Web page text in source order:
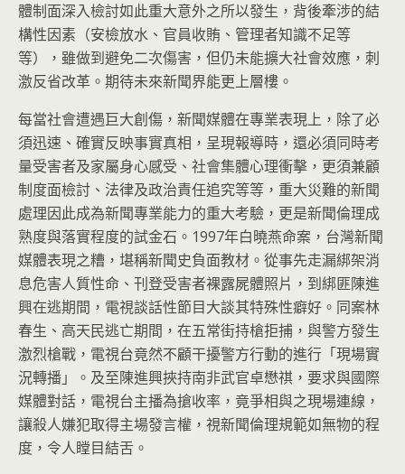
體制面深入檢討如此重大意外之所以發生，背後牽涉的結
構性因素（安檢放水、官員收賄、管理者知識不足等
等），雖做到避免二次傷害，但仍未能擴大社會效應，刺
激反省改革。期待未來新聞界能更上層樓。
每當社會遭遇巨大創傷，新聞媒體在專業表現上，除了必
須迅速、確實反映事實真相，呈現報導時，還必須同時考
量受害者及家屬身心感受、社會集體心理衝擊，更須兼顧
制度面檢討、法律及政治責任追究等等，重大災難的新聞
處理因此成為新聞專業能力的重大考驗，更是新聞倫理成
熟度與落實程度的試金石。1997年白曉燕命案，台灣新聞
媒體表現之糟，堪稱新聞史負面教材。從事先走漏綁架消
息危害人質性命、刊登受害者裸露屍體照片，到綁匪陳進
興在逃期間，電視談話性節目大談其特殊性癖好。同案林
春生、高天民逃亡期間，在五常街持槍拒捕，與警方發生
激烈槍戰，電視台竟然不顧干擾警方行動的進行「現場實
況轉播」。及至陳進興挾持南非武官卓懋祺，要求與國際
媒體對話，電視台主播為搶收率，竟爭相與之現場連線，
讓殺人嫌犯取得主場發言權，視新聞倫理規範如無物的程
度，令人瞠目結舌。